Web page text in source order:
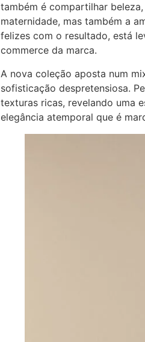
também é compartilhar
maternidade, mas também a
felizes com o resultado, está
commerce da marca.
A nova coleção aposta num
sofisticação despretensiosa.
texturas ricas, revelando uma
elegância atemporal que é